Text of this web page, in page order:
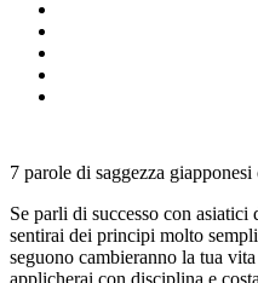
7 parole di saggezza
Se parli di successo con
sentirai dei principi molto
seguono cambieranno la tua
applicherai con disciplina e